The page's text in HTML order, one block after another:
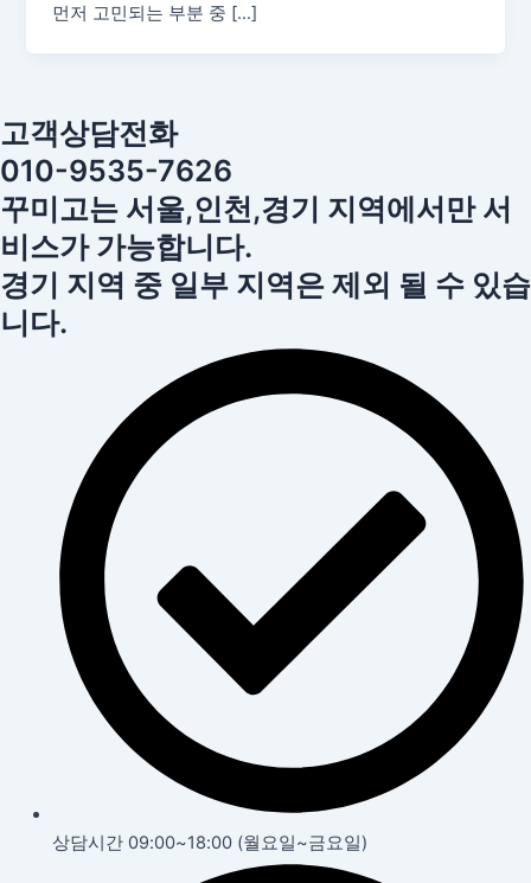
먼저 고민되는 부분 중 […]
고객상담전화
010-9535-7626
꾸미고는 서울,인천,경기 지역에서만 서
비스가 가능합니다.
경기 지역 중 일부 지역은 제외 될 수 있습
니다.
상담시간 09:00~18:00 (월요일~금요일)